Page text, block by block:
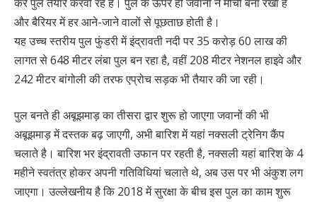
और बैरियर में हर आने-जाने वालों से पूछताछ होती है।
यह उच्च स्तरीय पुल फुंडरी में इंद्रावती नदी पर 35 करोड़ 60 लाख की
लागत से 648 मीटर लंबा पुल बन रहा है, वहीं 208 मीटर नेशनल हाइवे और
242 मीटर बांगोली की तरफ एप्रोच सड़क भी तैयार की जा रही।
पुल बनते ही अबूझमाड़ का तीसरा द्वार शुरू हो जाएगा जवानों की भी
अबूझमाड़ में दस्तक बढ़ जाएगी, अभी बारिश में यहां नक्सली ट्रेनिग कैंप
चलाते है। बारिश भर इंद्रावती उफान पर रहती है, नक्सली यहां बारिश के 4
महीने स्वतंत्र होकर अपनी गतिविधियां चलाते थे, अब उस पर भी अंकुश लग
जाएगा। उल्लेखनीय है कि 2018 में सुरक्षा के बीच इस पुल का काम शुरू